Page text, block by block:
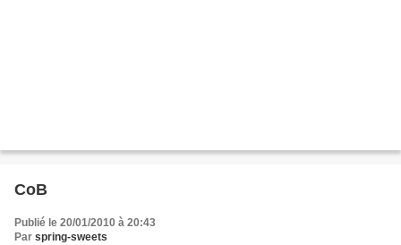
CoB
Publié le 20/01/2010 à 20:43
Par spring-sweets